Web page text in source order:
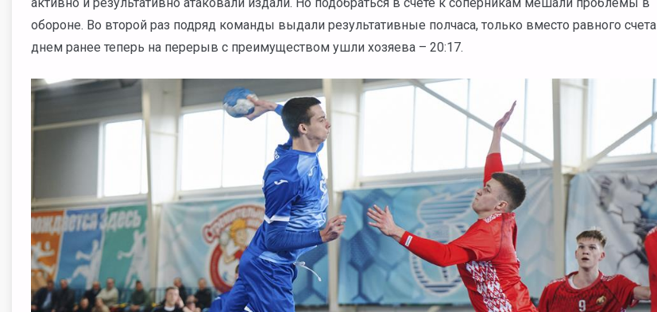
обороне. Во второй раз подряд команды выдали результативные полчаса, только вместо равного счета
днем ранее теперь на перерыв с преимуществом ушли хозяева – 20:17.